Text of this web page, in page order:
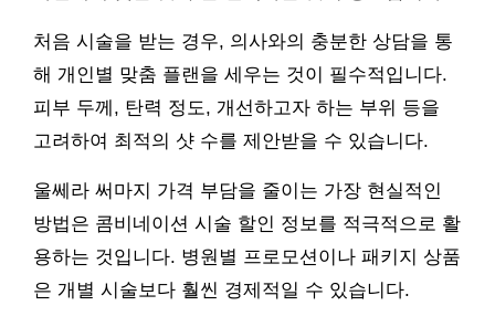
처음 시술을 받는 경우, 의사와의 충분한 상담을 통
해 개인별 맞춤 플랜을 세우는 것이 필수적입니다.
피부 두께, 탄력 정도, 개선하고자 하는 부위 등을
고려하여 최적의 샷 수를 제안받을 수 있습니다.
울쎄라 써마지 가격 부담을 줄이는 가장 현실적인
방법은 콤비네이션 시술 할인 정보를 적극적으로 활
용하는 것입니다. 병원별 프로모션이나 패키지 상품
은 개별 시술보다 훨씬 경제적일 수 있습니다.